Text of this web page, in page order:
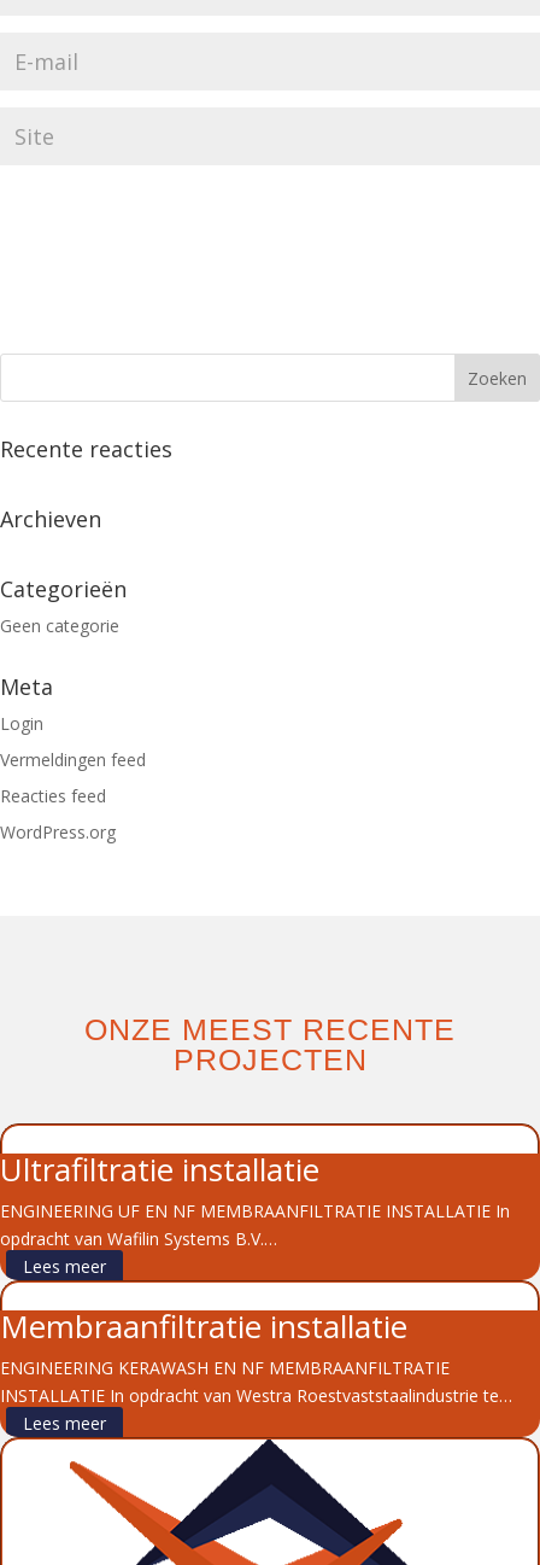
Recente reacties
Archieven
Categorieën
Geen categorie
Meta
Login
Vermeldingen feed
Reacties feed
WordPress.org
ONZE MEEST RECENTE
PROJECTEN
Ultrafiltratie installatie
ENGINEERING UF EN NF MEMBRAANFILTRATIE INSTALLATIE In
opdracht van Wafilin Systems B.V.…
Lees meer
Membraanfiltratie installatie
ENGINEERING KERAWASH EN NF MEMBRAANFILTRATIE
INSTALLATIE In opdracht van Westra Roestvaststaalindustrie te…
Lees meer